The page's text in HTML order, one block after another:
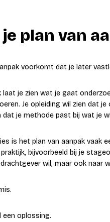
plan van
voorkomt dat je later
laat je zien wat je gaat
Je opleiding wil zien dat
dat je methode past bij wat je
is het plan van aanpak vaak
bijvoorbeeld bij je
wil, maar ook naar
een oplossing.